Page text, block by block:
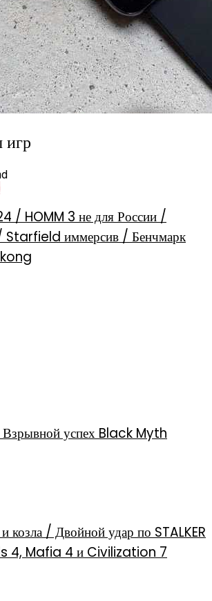
игр
3 не для России /
иммерсив / Бенчмарк
успех Black Myth
козла / Двойной удар по STALKER
4, Mafia 4 и Civilization 7